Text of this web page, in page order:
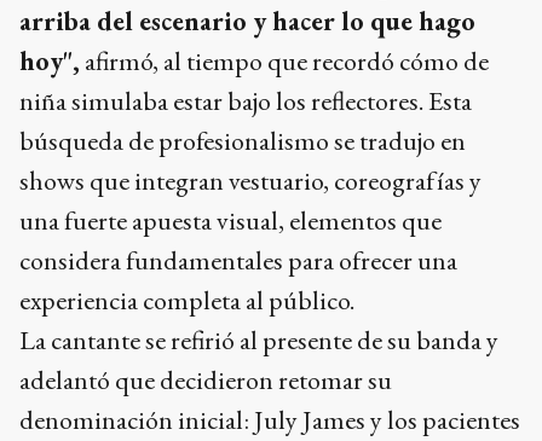
arriba del escenario y hacer lo que hago
hoy", afirmó, al tiempo que recordó cómo de
niña simulaba estar bajo los reflectores. Esta
búsqueda de profesionalismo se tradujo en
shows que integran vestuario, coreografías y
una fuerte apuesta visual, elementos que
considera fundamentales para ofrecer una
experiencia completa al público.
La cantante se refirió al presente de su banda y
adelantó que decidieron retomar su
denominación inicial: July James y los pacientes